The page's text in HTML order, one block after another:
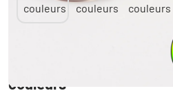
Spot encastrable
lumière,
couleurs